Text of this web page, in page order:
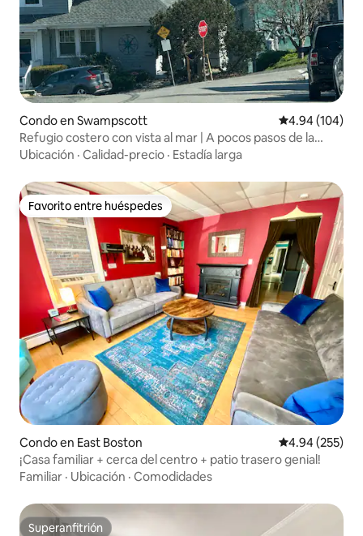
Condo en Swampscott Calificación
4.94 (104)
Refugio costero con vista al mar | A pocos pasos de la
playa | Salem
Ubicación · Calidad-precio · Estadía larga
Favorito entre huéspedes
Favorito entre huéspedes
Condo en East Boston Calificación
4.94 (255)
¡Casa familiar + cerca del centro + patio trasero genial!
Familiar · Ubicación · Comodidades
Superanfitrión